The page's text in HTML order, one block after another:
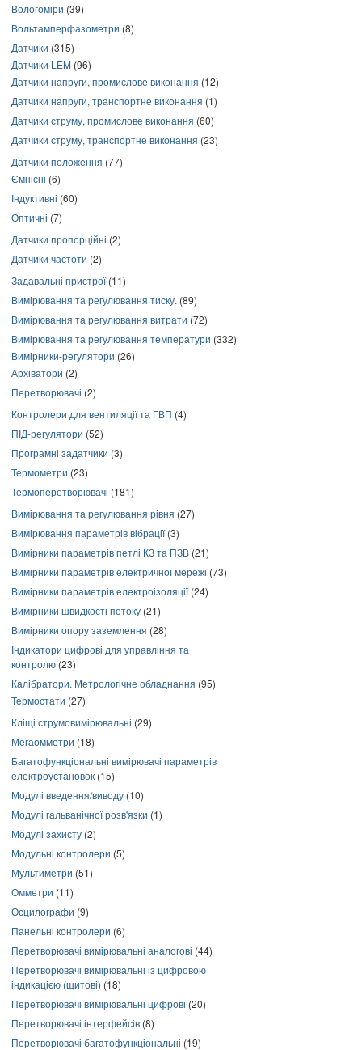
Вологоміри (39)
Вольтамперфазометри (8)
Датчики (315)
Датчики LEM (96)
Датчики напруги, промислове виконання (12)
Датчики напруги, транспортне виконання (1)
Датчики струму, промислове виконання (60)
Датчики струму, транспортне виконання (23)
Датчики положення (77)
Ємнісні (6)
Індуктивні (60)
Оптичні (7)
Датчики пропорційні (2)
Датчики частоти (2)
Задавальні пристрої(11)
Вимірювання та регулювання тиску. (89)
Вимірювання та регулювання витрати (72)
Вимірювання та регулювання температури (332)
Вимірники-регулятори (26)
Архіватори (2)
Перетворювачі (2)
Контролери для вентиляції та ГВП (4)
ПІД-регулятори (52)
Програмні задатчики (3)
Термометри (23)
Термоперетворювачі (181)
Вимірювання та регулювання рівня (27)
Вимірювання параметрів вібрації(3)
Вимірники параметрів петлі КЗ та ПЗВ (21)
Вимірники параметрів електричної мережі (73)
Вимірники параметрів електроізоляції(24)
Вимірники швидкості потоку (21)
Вимірники опору заземлення (28)
Індикатори цифрові для управління та
контролю (23)
Калібратори. Метрологічне обладнання (95)
Термостати (27)
Кліщі струмовимірювальні (29)
Мегаомметри (18)
Багатофункціональні вимірювачі параметрів
електроустановок (15)
Модулі введення/виводу (10)
Модулі гальванічної розв'язки (1)
Модулі захисту (2)
Модульні контролери (5)
Мультиметри (51)
Омметри (11)
Осцилографи (9)
Панельні контролери (6)
Перетворювачі вимірювальні аналогові (44)
Перетворювачі вимірювальні із цифровою
індикацією (щитові) (18)
Перетворювачі вимірювальні цифрові (20)
Перетворювачі інтерфейсів (8)
Перетворювачі багатофункціональні (19)